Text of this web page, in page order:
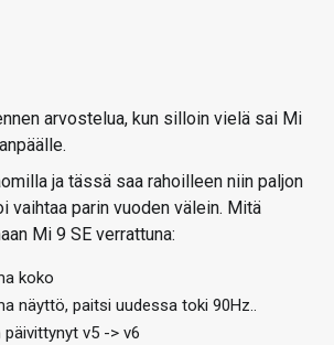
arvostelua, kun silloin vielä sai Mi
ja tässä saa rahoilleen niin paljon
vaihtaa parin vuoden välein. Mitä
Mi 9 SE verrattuna:
koko
näyttö, paitsi uudessa toki 90Hz..
päivittynyt v5 -> v6